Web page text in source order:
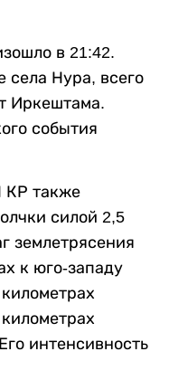
в 21:42.
села Нура, всего
Иркештама.
события
КР также
силой 2,5
землетрясения
к юго-западу
интенсивность